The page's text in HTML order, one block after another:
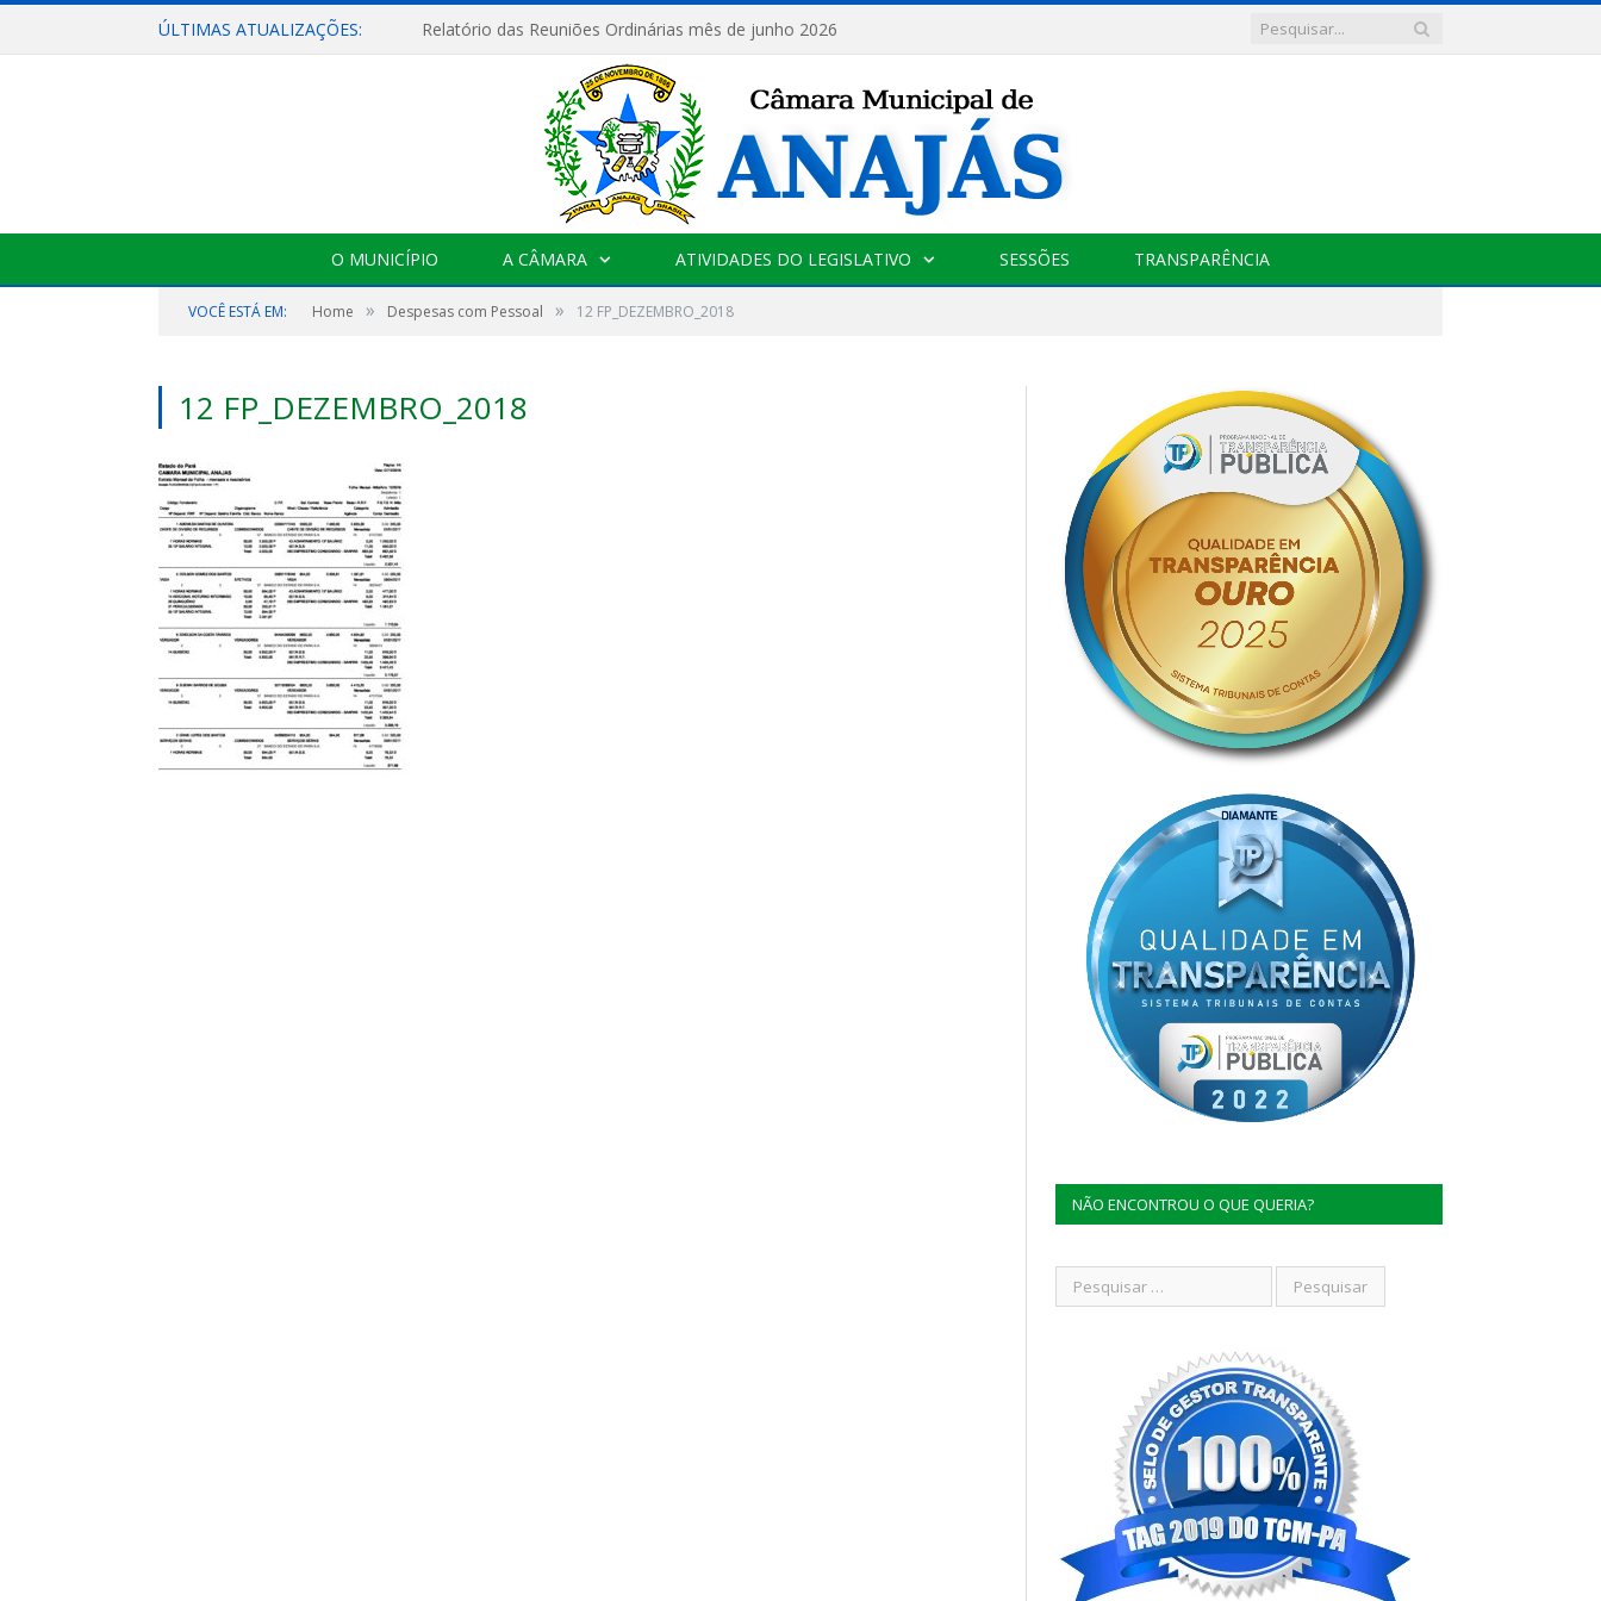
ÚLTIMAS ATUALIZAÇÕES: Relatório das Reuniões Ordinárias mês de junho 2026
O MUNICÍPIO A CÂMARA ATIVIDADES DO LEGISLATIVO SESSÕES TRANSPARÊNCIA
VOCÊ ESTÁ EM: Home » Despesas com Pessoal » 12 FP_DEZEMBRO_2018
12 FP_DEZEMBRO_2018
NÃO ENCONTROU O QUE QUERIA?